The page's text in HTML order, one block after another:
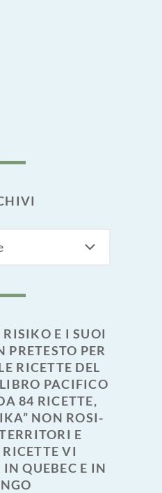
E I SUOI
PRETESTO PER
RICETTE DEL
PACIFICO
84 RICETTE,
NON ROSI-
E
VI
QUEBEC E IN